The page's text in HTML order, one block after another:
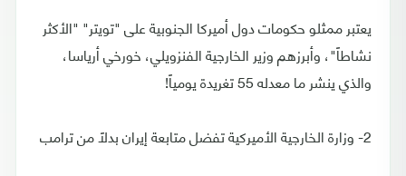
يعتبر ممثلو حكومات دول أميركا الجنوبية على "تويتر" "الأكثر
نشاطاً"، وأبرزهم وزير الخارجية الفنزويلي، خورخي أرياسا،
والذي ينشر ما معدله 55 تغريدة يومياً!
2- وزارة الخارجية الأميركية تفضل متابعة إيران بدلاً من ترامب